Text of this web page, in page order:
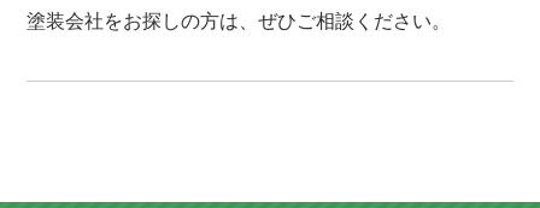
塗装会社をお探しの方は、ぜひご相談ください。